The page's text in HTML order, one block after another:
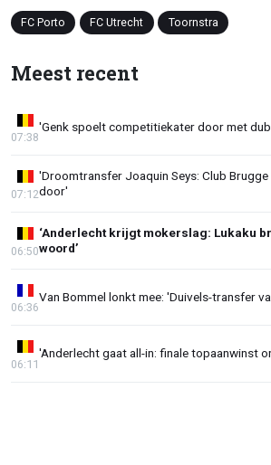
FC Porto FC Utrecht Toornstra
Meest recent
'Genk spoelt competitiekater door met
07:38
'Droomtransfer Joaquin Seys: Club
door'
07:12
‘Anderlecht krijgt mokerslag: Lukaku
woord’
06:50
Van Bommel lonkt mee: 'Duivels-transfer
06:36
'Anderlecht gaat all-in: finale topaanwinst
06:11